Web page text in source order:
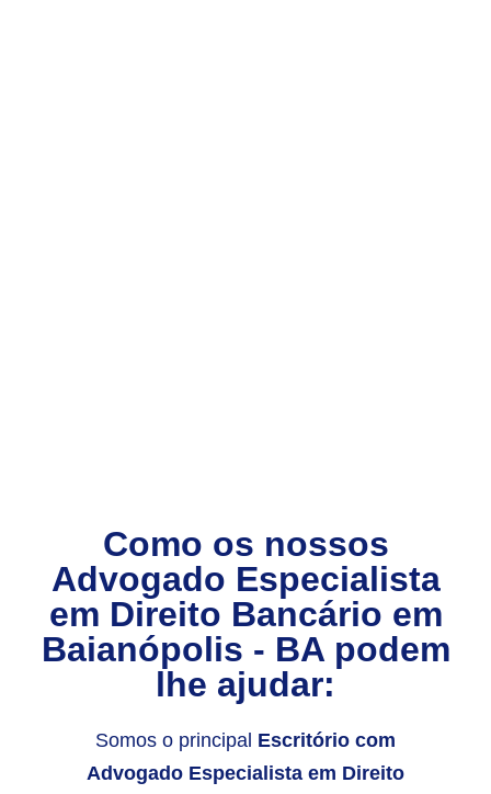
Como os nossos
Advogado Especialista
em Direito Bancário em
Baianópolis - BA podem
lhe ajudar:
Somos o principal Escritório com
Advogado Especialista em Direito